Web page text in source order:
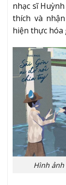
nhạc sĩ
thích và
hiện thực hóa
Hình ảnh